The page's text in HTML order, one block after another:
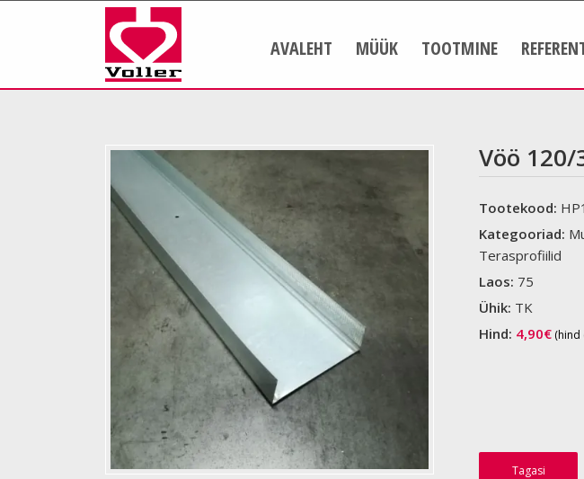
AVALEHT MÜÜK TOOTMINE
Vöö 120/
Tootekood:
Kategooriad:
Terasprofiilid
Laos: 75
Ühik: TK
Hind: 4,90€ (hind
Tagasi